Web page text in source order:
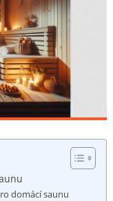
domácí ‍saunu